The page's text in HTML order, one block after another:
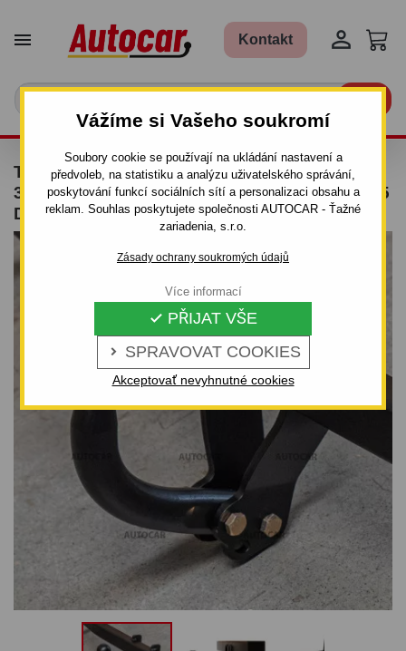
Vážíme si Vašeho soukromí
Soubory cookie se používají na ukládání nastavení a
předvoleb, na statistiku a analýzu uživatelského správání,
poskytování funkcí sociálních sítí a personalizaci obsahu a
reklam. Souhlas poskytujete společnosti AUTOCAR - Ťažné
zariadenia, s.r.o.
Zásady ochrany soukromých údajů
 SPRAVOVAT COOKIES
 PŘIJAT VŠE
Akceptovať nevyhnutné cookies
Více informací
 Kontakt 
TAŽNÉ ZAŘÍZENÍ PRO NISSAN ALMERA -
3/5DV.(N 15) - ŠROUBOVÝ SYSTÉM - OD 1995
DO 2000/02